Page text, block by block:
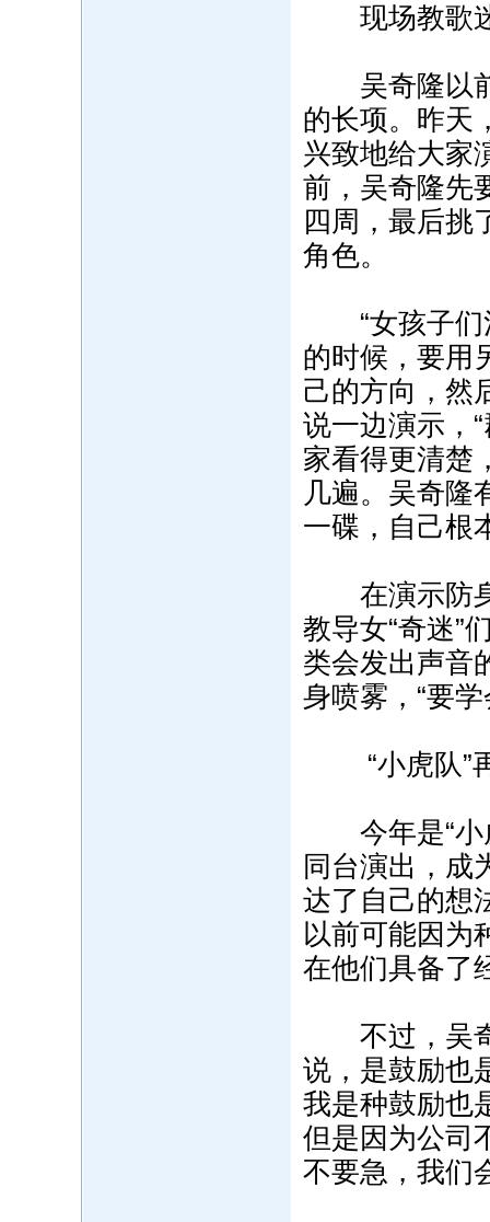
现场教歌
吴奇隆以前
的长项。昨天
兴致地给大家
前，吴奇隆先
四周，最后挑
角色。
“女孩子们
的时候，要用
己的方向，然
说一边演示，
家看得更清楚
几遍。吴奇隆
一碟，自己根
在演示防身
教导女“奇迷”
类会发出声音
身喷雾，“要
“小虎队”再
今年是“小
同台演出，成
达了自己的想
以前可能因为
在他们具备了
不过，吴奇
说，是鼓励也
我是种鼓励也
但是因为公司
不要急，我们